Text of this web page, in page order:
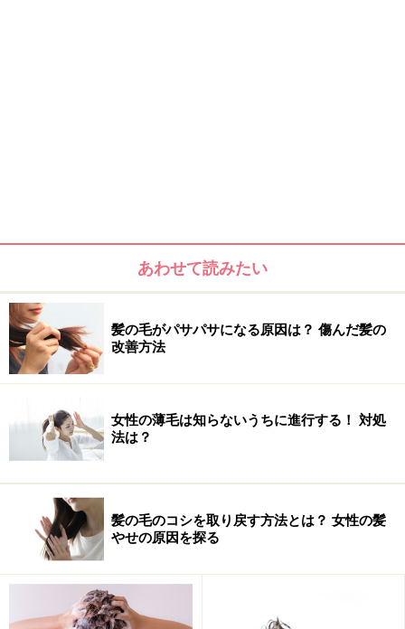
油分を含んだつげ櫛やブラシでツヤ髪に！
ブロッキングとストレートアイロンでさらツヤに！
髪の毛がパサつく原因は？ごわつくのはな
ぜ？
あわせて読みたい
髪の毛がパサパサになる原因は？ 傷んだ髪の
改善方法
女性の薄毛は知らないうちに進行する！ 対処
法は？
髪の毛のコシを取り戻す方法とは？ 女性の髪
やせの原因を探る